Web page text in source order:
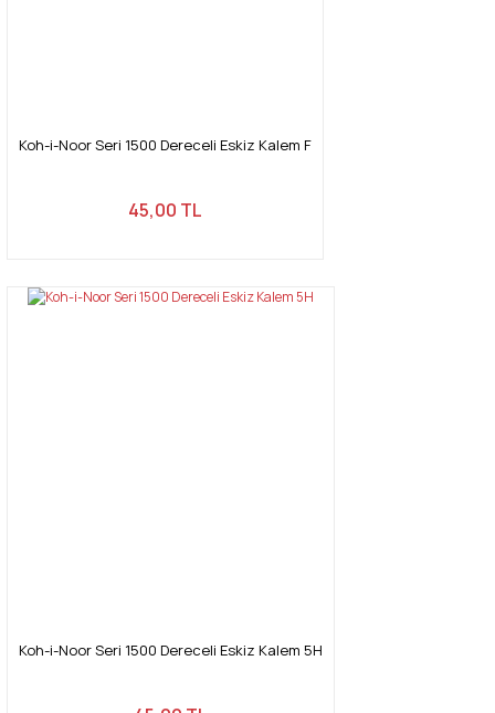
Koh-i-Noor Seri 1500 Dereceli Eskiz Kalem F
45,00 TL
Koh-i-Noor Seri 1500 Dereceli Eskiz Kalem 5H